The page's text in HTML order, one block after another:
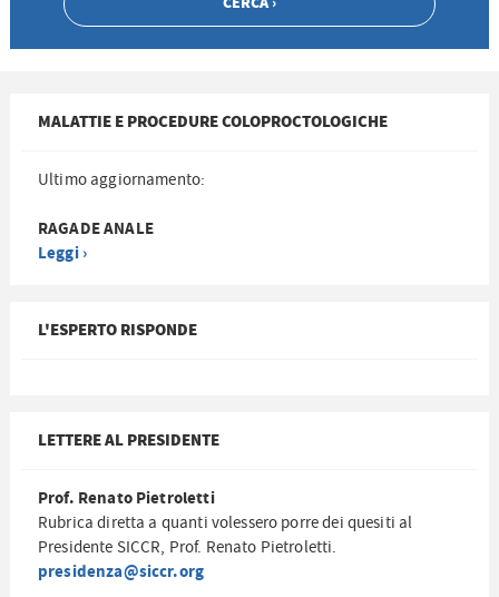
MALATTIE E PROCEDURE COLOPROCTOLOGICHE
Ultimo aggiornamento:
RAGADE ANALE
Leggi ›
L'ESPERTO RISPONDE
LETTERE AL PRESIDENTE
Prof. Renato Pietroletti
Rubrica diretta a quanti volessero porre dei quesiti al
Presidente SICCR, Prof. Renato Pietroletti.
presidenza@siccr.org